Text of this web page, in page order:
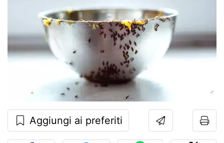
Aggiungi ai preferiti